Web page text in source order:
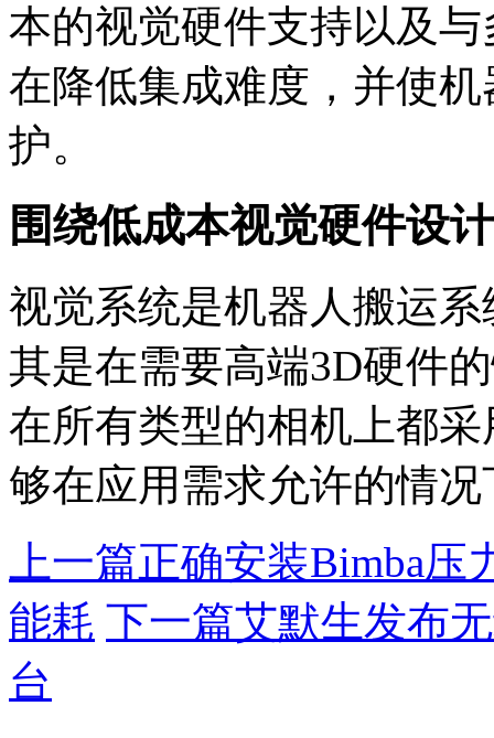
本的视觉硬件支持以及
在降低集成难度，并使
护。
围绕低成本视觉硬件设计
视觉系统是机器人搬运
其是在需要高端3D硬件
在所有类型的相机上都
够在应用需求允许的情
上一篇正确安装Bimba压
能耗 下一篇艾默生发布
台